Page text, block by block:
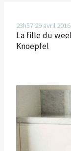
23h57 29 avril 2016
La fille du
Knoepfel